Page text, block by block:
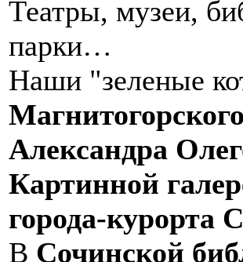
Театры, музеи,
парки…
Наши "зеленые
Александра
Картинной
города-курорта
В Сочинской